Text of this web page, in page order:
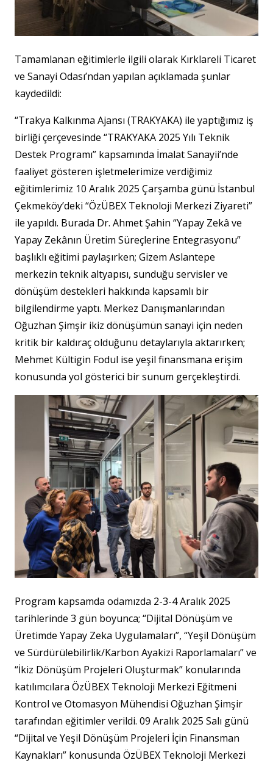
Tamamlanan eğitimlerle ilgili olarak Kırklareli Ticaret
ve Sanayi Odası’ndan yapılan açıklamada şunlar
kaydedildi:
“Trakya Kalkınma Ajansı (TRAKYAKA) ile yaptığımız iş
birliği çerçevesinde “TRAKYAKA 2025 Yılı Teknik
Destek Programı” kapsamında İmalat Sanayii’nde
faaliyet gösteren işletmelerimize verdiğimiz
eğitimlerimiz 10 Aralık 2025 Çarşamba günü İstanbul
Çekmeköy’deki “ÖzÜBEX Teknoloji Merkezi Ziyareti”
ile yapıldı. Burada Dr. Ahmet Şahin “Yapay Zekâ ve
Yapay Zekânın Üretim Süreçlerine Entegrasyonu”
başlıklı eğitimi paylaşırken; Gizem Aslantepe
merkezin teknik altyapısı, sunduğu servisler ve
dönüşüm destekleri hakkında kapsamlı bir
bilgilendirme yaptı. Merkez Danışmanlarından
Oğuzhan Şimşir ikiz dönüşümün sanayi için neden
kritik bir kaldıraç olduğunu detaylarıyla aktarırken;
Mehmet Kültigin Fodul ise yeşil finansmana erişim
konusunda yol gösterici bir sunum gerçekleştirdi.
Program kapsamda odamızda 2-3-4 Aralık 2025
tarihlerinde 3 gün boyunca; “Dijital Dönüşüm ve
Üretimde Yapay Zeka Uygulamaları”, “Yeşil Dönüşüm
ve Sürdürülebilirlik/Karbon Ayakizi Raporlamaları” ve
“İkiz Dönüşüm Projeleri Oluşturmak” konularında
katılımcılara ÖzÜBEX Teknoloji Merkezi Eğitmeni
Kontrol ve Otomasyon Mühendisi Oğuzhan Şimşir
tarafından eğitimler verildi. 09 Aralık 2025 Salı günü
“Dijital ve Yeşil Dönüşüm Projeleri İçin Finansman
Kaynakları” konusunda ÖzÜBEX Teknoloji Merkezi